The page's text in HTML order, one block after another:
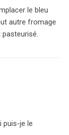
le bleu
autre fromage
pasteurisé.
puis-je le